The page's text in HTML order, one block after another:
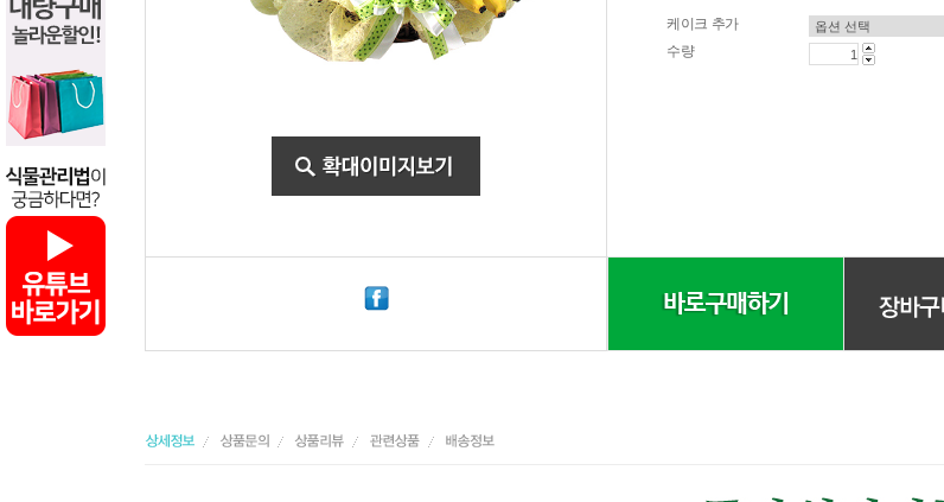
케이크 추가
수량